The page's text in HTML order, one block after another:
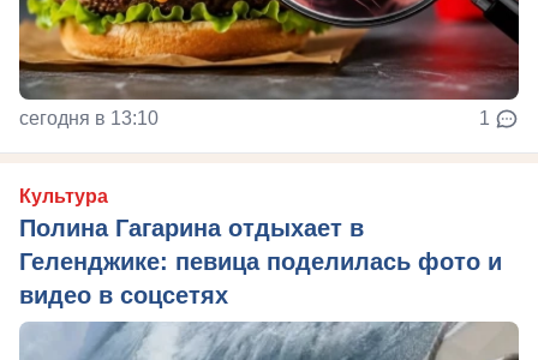
сегодня в 13:10 1
Культура
Полина Гагарина отдыхает в
Геленджике: певица поделилась фото и
видео в соцсетях